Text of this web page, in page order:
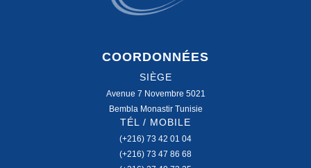
COORDONNÉES
SIÈGE
Avenue 7 Novembre 5021
Bembla Monastir Tunisie
TÉL / MOBILE
(+216) 73 42 01 04
(+216) 73 47 86 68